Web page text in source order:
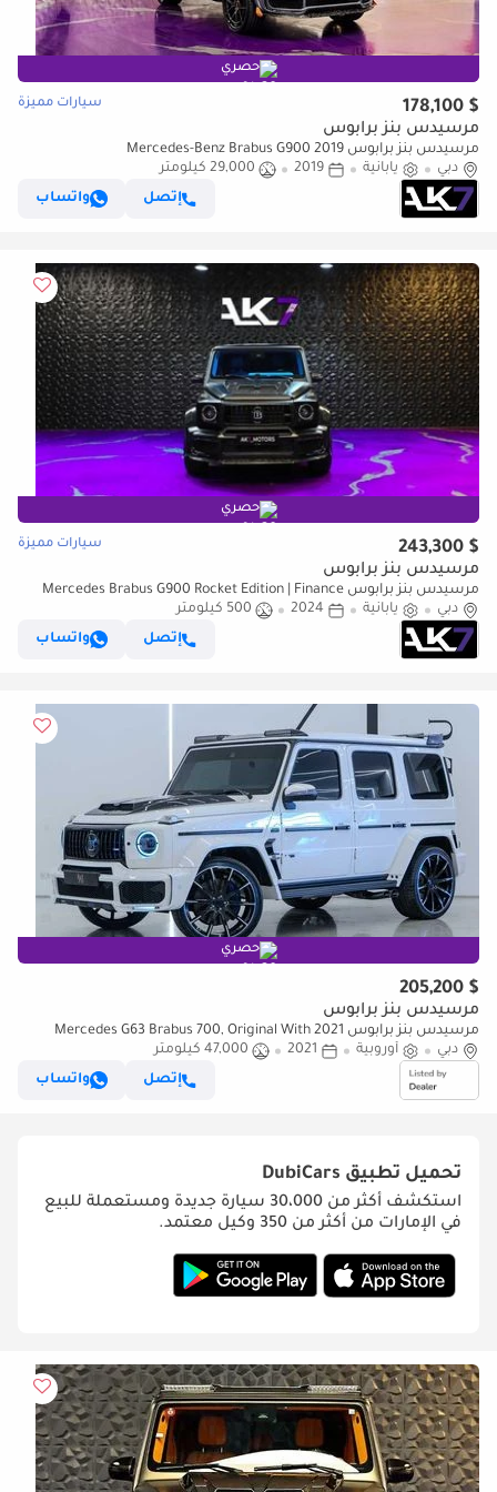
حصري
$ 178,100 سيارات مميزة
مرسيدس بنز برابوس
مرسيدس بنز برابوس Mercedes-Benz Brabus G900 2019
دبي
يابانية 2019
29,000 كيلومتر
إتصل
واتساب
حصري
$ 243,300 سيارات مميزة
مرسيدس بنز برابوس
مرسيدس بنز برابوس Mercedes Brabus G900 Rocket Edition | Finance
Available
دبي يابانية 2024
500 كيلومتر
إتصل
واتساب
حصري
$ 205,200
مرسيدس بنز برابوس
مرسيدس بنز برابوس 2021 Mercedes G63 Brabus 700, Original With
Certificate, Fully loaded, Excellent Condition, European
دبي أوروبية 2021
47,000 كيلومتر
إتصل
واتساب
تحميل تطبيق DubiCars
استكشف أكثر من 30،000 سيارة جديدة ومستعملة للبيع
في الإمارات من أكثر من 350 وكيل معتمد.